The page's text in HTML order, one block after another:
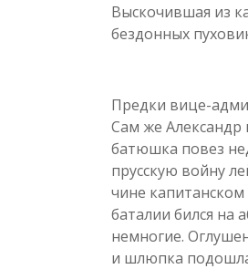
Выскочившая из
бездонных
Предки вице-
Сам же Александр
батюшка повез
прусскую войну
чине
баталии бился на
немногие.
и шлюпка